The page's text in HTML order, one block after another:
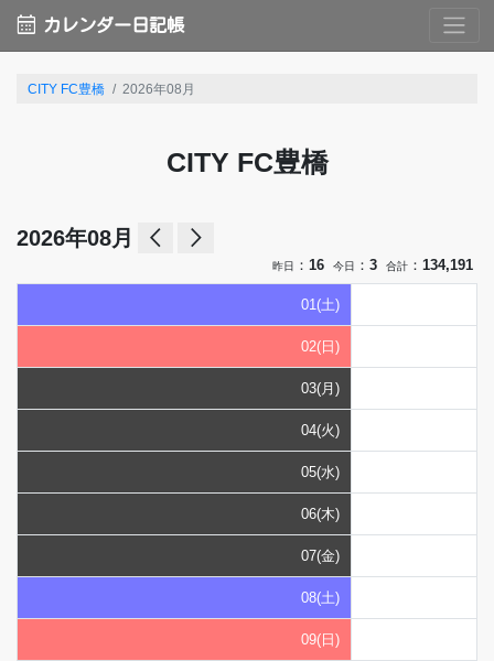
calendar_month カレンダー日記帳
CITY FC豊橋 2026年08月
CITY FC豊橋
2026年08月 arrow_back_ios arrow_forward_ios
昨日 ： 16 今日 ： 3 合計 ： 134,191
01(土)
02(日)
03(月)
04(火)
05(水)
06(木)
07(金)
08(土)
09(日)